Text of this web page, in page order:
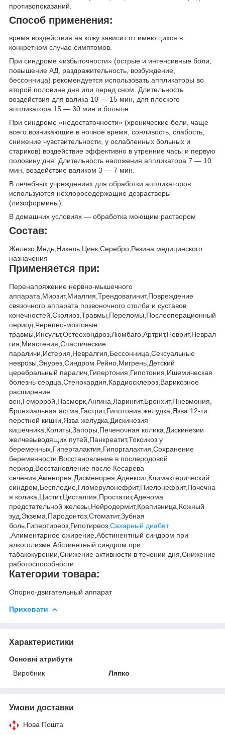
противопоказаний.
Способ применения:
время воздействия на кожу зависит от имеющихся в
конкретном случае симптомов.
При синдроме «избыточности» (острые и интенсивные боли,
повышение АД, раздражительность, возбуждение,
бессонница) рекомендуется использовать аппликаторы во
второй половине дня или перед сном. Длительность
воздействия для валика 10 — 15 мин, для плоского
аппликатора 15 — 30 мин и больше.
При синдроме «недостаточности» (хронические боли, чаще
всего возникающие в ночное время, сонливость, слабость,
снижение чувствительности, у ослабленных больных и
стариков) воздействие эффективно в утренние часы и первую
половину дня. Длительность наложения аппликатора 7 — 10
мин, воздействие валиком 3 — 7 мин.
В лечебных учреждениях для обработки аппликаторов
используются нехлоросодержащие дезрастворы
(лизоформины).
В домашних условиях — обработка моющим раствором
Состав:
Железо,Медь,Никель,Цинк,Серебро,Резина медицинского
назначения
Применяется при:
Перенапряжение нервно-мышечного
аппарата,Миозит,Миалгия,Трендовагинит,Повреждение
связочного аппарата позвоночного столба и суставов
конечностей,Сколиоз,Травмы,Переломы,Послеоперационный
период,Черепно-мозговые
травмы,Инсульт,Остеохондроз,Люмбаго,Артрит,Неврит,Неврал
гия,Миастения,Спастические
параличи,Истерия,Невралгия,Бессонница,Сексуальные
неврозы,Энурез,Синдром Рейно,Мигрень,Детский
церебральный паралич,Гипертония,Гипотония,Ишемическая
болезнь сердца,Стенокардия,Кардиосклероз,Варикозное
расширение
вен,Геморрой,Насморк,Ангина,Ларингит,Бронхит,Пневмония,
Бронхиальная астма,Гастрит,Гипотония желудка,Язва 12-ти
перстной кишки,Язва желудка,Дискинезия
кишечника,Колиты,Запоры,Печеночная колика,Дискинезии
желчевыводящих путей,Панкреатит,Токсикоз у
беременных,Гипергалактия,Гипоргалактия,Сохранение
беременности,Восстановление в послеродовой
период,Восстановление после Кесарева
сечения,Аменорея,Дисменорея,Аднексит,Климактерический
синдром,Бесплодие,Гломерулонефрит,Пиелонефрит,Почечна
я колика,Цистит,Цисталгия,Простатит,Аденома
предстательной железы,Нейродермит,Крапивница,Кожный
зуд,Экзема,Пародонтоз,Стоматит,Зубная
боль,Гипертиреоз,Гипотиреоз, Сахарный диабет
,Алиментарное ожирение,Абстинентный синдром при
алкоголизме,Абстинетный синдром при
табакокурении,Снижение активности в течении дня,Снижение
работоспособности
Категории товара:
Опорно-двигательный аппарат
Приховати
Характеристики
Основні атрибути
Виробник
Ляпко
Умови доставки
Нова Пошта